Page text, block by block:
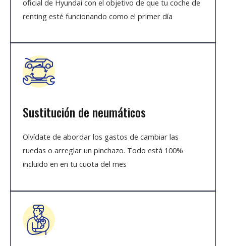
oficial de Hyundai con el objetivo de que tu coche de
renting esté funcionando como el primer día
Sustitución de neumáticos
Olvídate de abordar los gastos de cambiar las
ruedas o arreglar un pinchazo. Todo está 100%
incluido en en tu cuota del mes